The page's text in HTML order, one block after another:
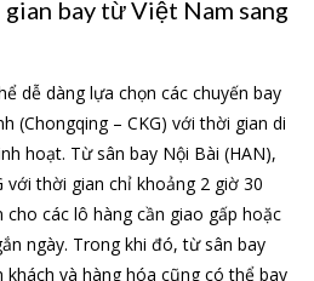
bay từ Việt Nam sang
dễ dàng lựa chọn các chuyến bay
(Chongqing – CKG) với thời gian di
hoạt. Từ sân bay Nội Bài (HAN),
với thời gian chỉ khoảng 2 giờ 30
các lô hàng cần giao gấp hoặc
ngày. Trong khi đó, từ sân bay
khách và hàng hóa cũng có thể bay